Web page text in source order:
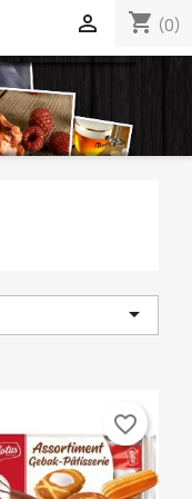
shopping_cart (0)


favorite_border